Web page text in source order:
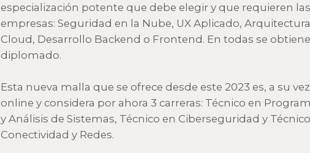
especialización potente que debe elegir y que requieren las
empresas: Seguridad en la Nube, UX Aplicado, Arquitectura
Cloud, Desarrollo Backend o Frontend. En todas se
diplomado.
Esta nueva malla que se ofrece desde este 2023 es, a su
online y considera por ahora 3 carreras: Técnico en
y Análisis de Sistemas, Técnico en Ciberseguridad y
Conectividad y Redes.